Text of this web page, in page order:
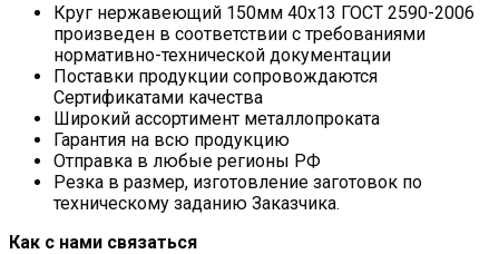
Круг нержавеющий 150мм 40х13 ГОСТ 2590-2006
произведен в соответствии с требованиями
нормативно-технической документации
Поставки продукции сопровождаются
Сертификатами качества
Широкий ассортимент металлопроката
Гарантия на всю продукцию
Отправка в любые регионы РФ
Резка в размер, изготовление заготовок по
техническому заданию Заказчика.
Как с нами связаться